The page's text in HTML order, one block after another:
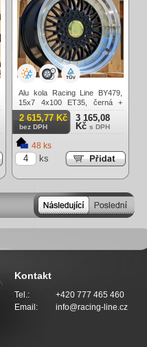
Alu kola Racing Line BY479,
15x7 4x100 ET35, černá +
leštěný límec
2 615,77 Kč
bez DPH
3 165,08
Kč s DPH
48 ks
ks
Kontakt
Tel.:
+420 777 465 460
Email:
info@racing-line.cz